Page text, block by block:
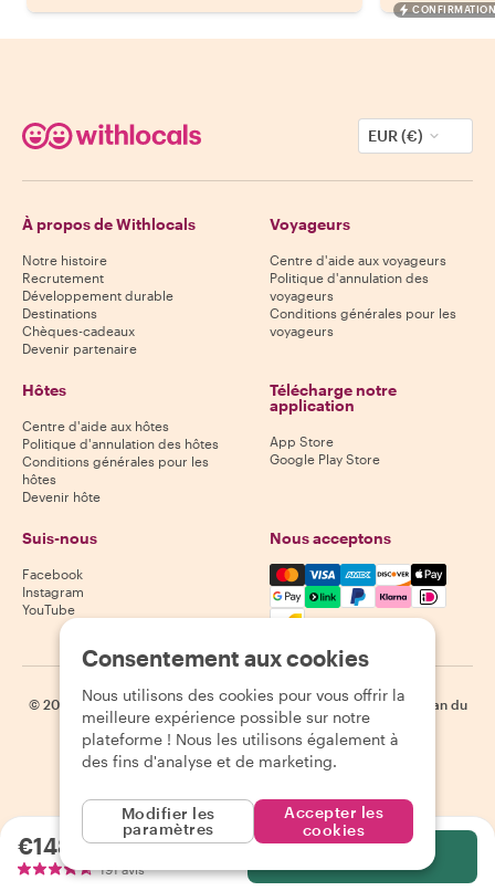
€148.04par personne
191 avis
EUR (€)
À propos de Withlocals
Notre histoire
Recrutement
Développement durable
Destinations
Chèques-cadeaux
Devenir partenaire
Voyageurs
Centre d'aide aux voyageurs
Politique d'annulation des
voyageurs
Conditions générales pour les
voyageurs
Hôtes
Centre d'aide aux hôtes
Politique d'annulation des hôtes
Conditions générales pour les
hôtes
Devenir hôte
Télécharge notre
application
App Store
Google Play Store
Suis-nous
Facebook
Instagram
YouTube
Nous acceptons
Mastercard, Visa, Amex,
© 2026 Withlocals.com | Politique de confidentialité | Cookies
Plan du
site
Consentement aux cookies
Nous utilisons des cookies pour vous offrir la
meilleure expérience possible sur notre
plateforme ! Nous les utilisons également à
des fins d'analyse et de marketing.
Modifier les
paramètres
Accepter les
cookies